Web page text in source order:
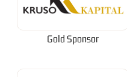
Gold Sponsor